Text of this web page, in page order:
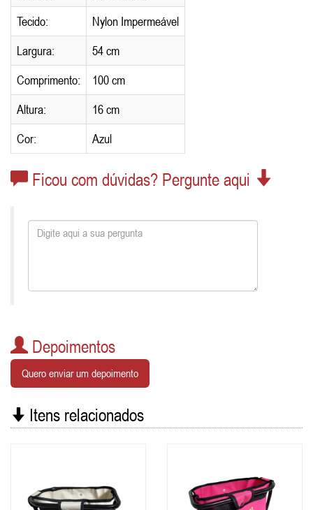
Tecido:
Nylon Impermeável
Largura:
54 cm
Comprimento:
100 cm
Altura:
16 cm
Cor:
Azul
Ficou com dúvidas? Pergunte aqui
Depoimentos
Quero enviar um depoimento
Itens relacionados